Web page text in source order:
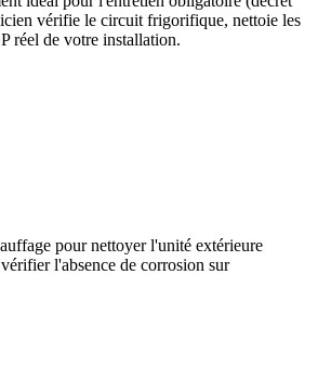
vérifie le circuit frigorifique, nettoie les
réel de votre installation.
pour nettoyer l'unité extérieure
l'absence de corrosion sur